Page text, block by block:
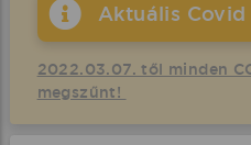
Aktuális
2022.03.07. től minden
megszűnt!